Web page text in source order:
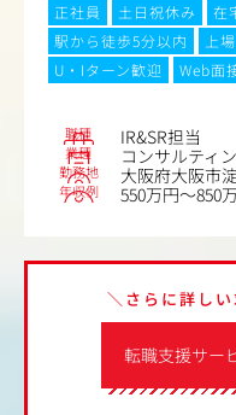
正社員 土日祝休み
在
駅から徒歩5分以内
上
U・Iターン歓迎
Web面
職種 IR&SR担当
業種 コンサルティ
勤務地 大阪府大阪市
年収例 550万円～850
転職支援サー
＼さらに詳し